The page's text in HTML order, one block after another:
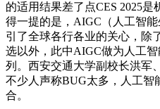
的适用结果差了点CES 2025
得一提的是，AIGC（人工智
引了全球各行各业的关心，除
选以外，此中AIGC做为人工
列。西安交通大学副校长洪军
不少人声称BUG太多，人工智
合。